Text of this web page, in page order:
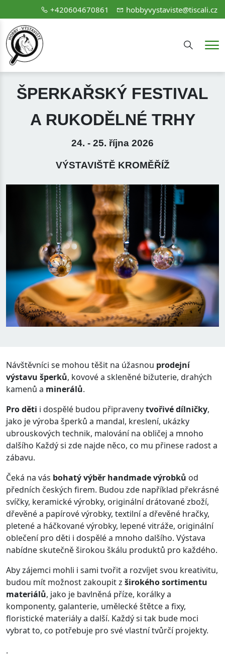
+420604670861 hobbyvystaviste@tiscali.cz
Hledání
ŠPERKAŘSKÝ FESTIVAL
A RUKODĚLNÉ TRHY
24. - 25. října 2026
VÝSTAVIŠTĚ KROMĚŘÍŽ
Návštěvníci se mohou těšit na úžasnou prodejní
výstavu šperků, kovové a skleněné bižuterie, drahých
kamenů a minerálů.
Pro děti i dospělé budou připravenytvořivé dílničky,
jako je výroba šperků a mandal, kreslení, ukázky
ubrouskových technik, malování na obličej a mnoho
dalšího Každý si zde najde něco, co mu přinese radost a
zábavu.
Čeká na vás bohatý výběr handmade výrobků od
předních českých firem. Budou zde například překrásné
svíčky, keramické výrobky, originální drátované zboží,
dřevěné a papírové výrobky, textilní a dřevěné hračky,
pletené a háčkované výrobky, lepené vitráže, originální
oblečení pro děti i dospělé a mnoho dalšího. Výstava
nabídne skutečně širokou škálu produktů pro každého.
Aby zájemci mohli i sami tvořit a rozvíjet svou kreativitu,
budou mít možnost zakoupit z širokého sortimentu
materiálů, jako je bavlněná příze, korálky a
komponenty, galanterie, umělecké štětce a fixy,
floristické materiály a další. Každý si tak bude moci
vybrat to, co potřebuje pro své vlastní tvůrčí projekty.
.